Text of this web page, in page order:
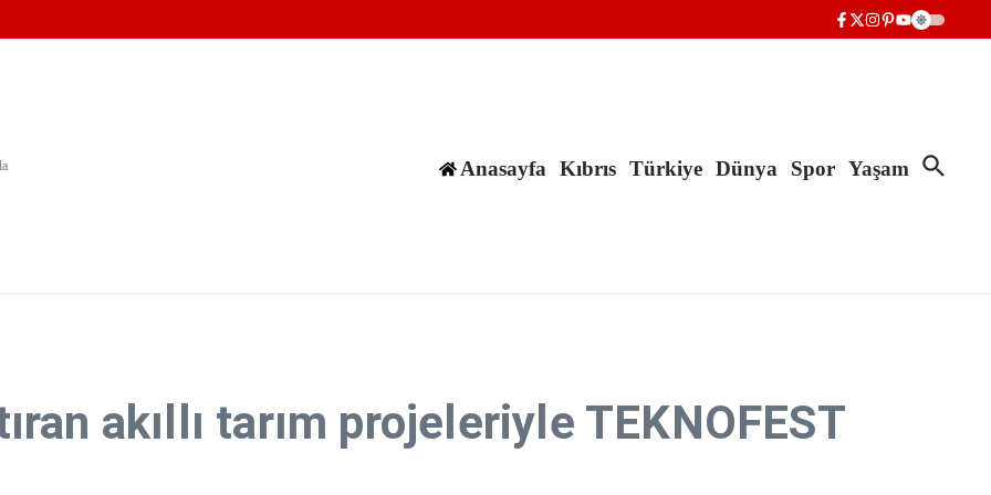
Anasayfa Kıbrıs Türkiye Dünya Spor Yaşam
akıllı tarım projeleriyle TEKNOFEST